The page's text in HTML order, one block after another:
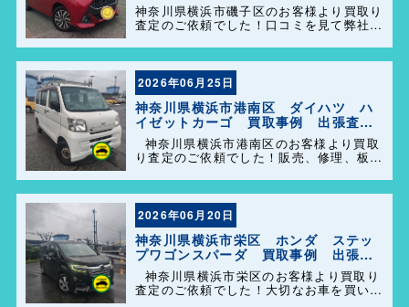
ーズ港南店！
神奈川県横浜市磯子区のお客様より買取り
査定のご依頼でした！口コミを見て弊社を
事があれば気軽にご相談して下さい(^o^)
／
2026年06月25日
神奈川県横浜市港南区 ダイハツ ハ
イゼットカーゴ 買取事例 出張査
定 ハッピーカーズ港南店！
神奈川県横浜市港南区のお客様より買取
り査定のご依頼でした！販売、修理、板
の事で困った事があれば、気軽にご相談し
て下さい(^o^)／
2026年06月20日
神奈川県横浜市栄区 ホンダ ステッ
プワゴンスパーダ 買取事例 出張査
定 ハッピーカーズ港南店！
神奈川県横浜市栄区のお客様より買取り
査定のご依頼でした！大切なお車を買い取